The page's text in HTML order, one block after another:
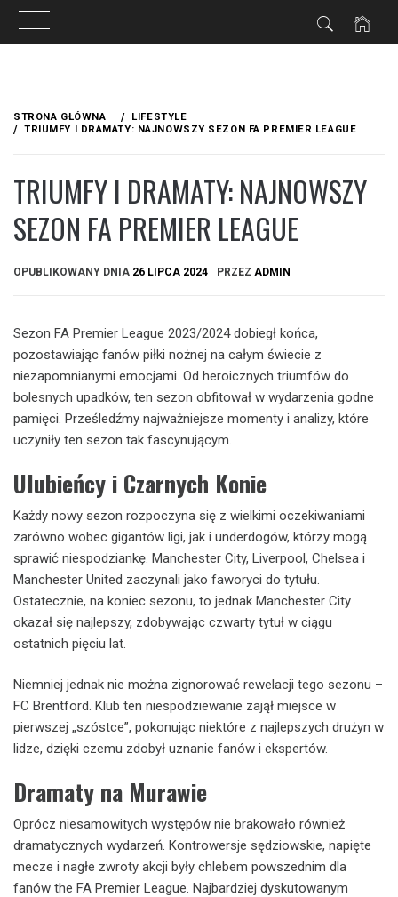
treści
STRONA GŁÓWNA
LIFESTYLE
TRIUMFY I DRAMATY: NAJNOWSZY SEZON FA PREMIER LEAGUE
TRIUMFY I DRAMATY: NAJNOWSZY
SEZON FA PREMIER LEAGUE
OPUBLIKOWANY DNIA 26 LIPCA 2024 PRZEZ ADMIN
Sezon FA Premier League 2023/2024 dobiegł końca,
pozostawiając fanów piłki nożnej na całym świecie z
niezapomnianymi emocjami. Od heroicznych triumfów do
bolesnych upadków, ten sezon obfitował w wydarzenia godne
pamięci. Prześledźmy najważniejsze momenty i analizy, które
uczyniły ten sezon tak fascynującym.
Ulubieńcy i Czarnych Konie
Każdy nowy sezon rozpoczyna się z wielkimi oczekiwaniami
zarówno wobec gigantów ligi, jak i underdogów, którzy mogą
sprawić niespodziankę. Manchester City, Liverpool, Chelsea i
Manchester United zaczynali jako faworyci do tytułu.
Ostatecznie, na koniec sezonu, to jednak Manchester City
okazał się najlepszy, zdobywając czwarty tytuł w ciągu
ostatnich pięciu lat.
Niemniej jednak nie można zignorować rewelacji tego sezonu –
FC Brentford. Klub ten niespodziewanie zajął miejsce w
pierwszej „szóstce”, pokonując niektóre z najlepszych drużyn w
lidze, dzięki czemu zdobył uznanie fanów i ekspertów.
Dramaty na Murawie
Oprócz niesamowitych występów nie brakowało również
dramatycznych wydarzeń. Kontrowersje sędziowskie, napięte
mecze i nagłe zwroty akcji były chlebem powszednim dla
fanów the FA Premier League. Najbardziej dyskutowanym